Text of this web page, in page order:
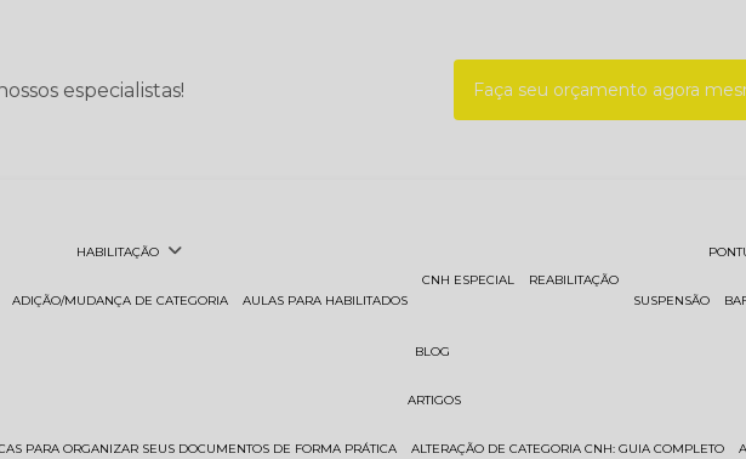
especialistas! Faça seu orçamento agora
HABILITAÇÃO
ADIÇÃO/MUDANÇA DE CATEGORIA AULAS PARA HABILITADOS
CNH ESPECIAL REABILITAÇÃO
SUSPENSÃO
BLOG
ARTIGOS
PARA ORGANIZAR SEUS DOCUMENTOS DE FORMA PRÁTICA ALTERAÇÃO DE CATEGORIA CNH: GUIA COMPLETO